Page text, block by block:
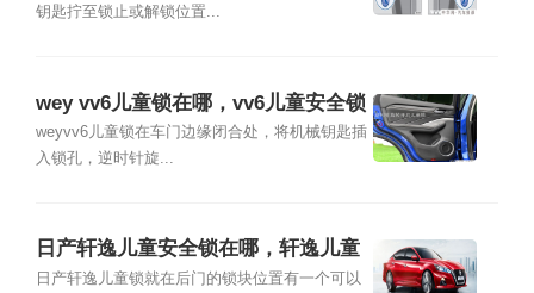
钥匙拧至锁止或解锁位置...
wey vv6儿童锁在哪，vv6儿童安全锁
怎么解除
weyvv6儿童锁在车门边缘闭合处，将机械钥匙插
入锁孔，逆时针旋...
日产轩逸儿童安全锁在哪，轩逸儿童
锁门怎么锁
日产轩逸儿童锁就在后门的锁块位置有一个可以